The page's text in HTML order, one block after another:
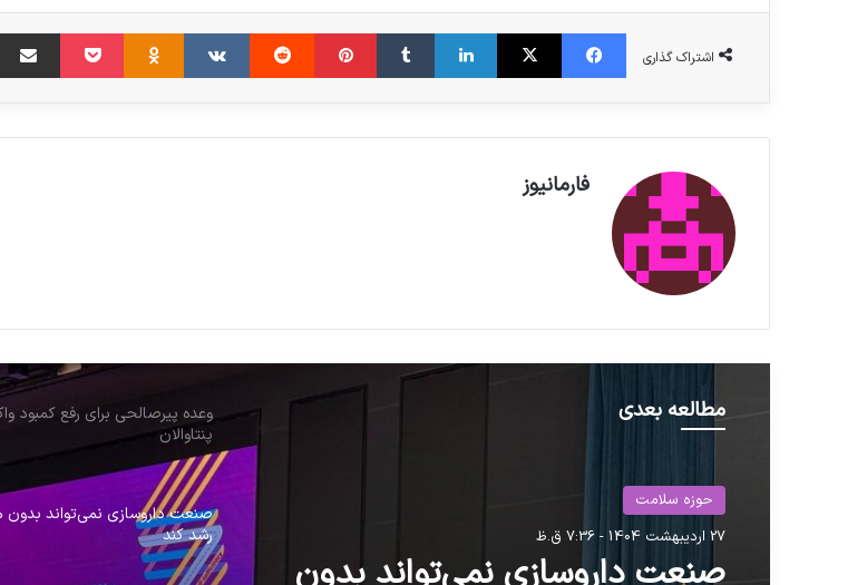
اشتراک گذاری
فیس بوک X لینکدین ‫تامبلر ‫پین‌ترست ‫رددیت ‫VKontakte
‫Odnoklassniki پاکت
فارمانیوز
مطالعه بعدی
حوزه سلامت
27 اردیبهشت 1404 - 7:36 ق.ظ
صنعت داروسازی نمی‌تواند بدون
پیرصالحی: علاقمندیم مواد اولیه
چین بخریم
شد
۲ کلین‌روم
وعده پیرصالحی برای رفع کمبود
پنتاوالان
صنعت داروسازی نمی‌تواند بدون
رشد کند